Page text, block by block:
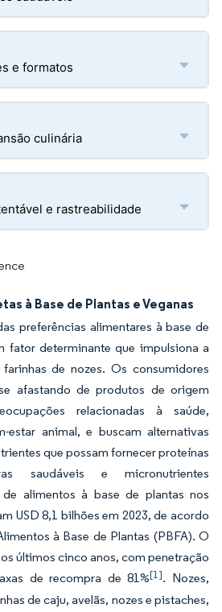
e formatos
culinária
e rastreabilidade
à Base de Plantas e Veganas
preferências alimentares à base de
fator determinante que impulsiona a
de nozes. Os consumidores
afastando de produtos de origem
relacionadas à saúde,
estar animal, e buscam alternativas
que possam fornecer proteínas
saudáveis e micronutrientes
de alimentos à base de plantas nos
USD 8,1 bilhões em 2023, de acordo
à Base de Plantas (PBFA). O
últimos cinco anos, com penetração
de recompra de 81%[1]. Nozes,
de caju, avelãs, nozes e pistaches,